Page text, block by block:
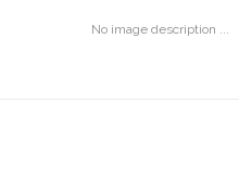
No image description ...